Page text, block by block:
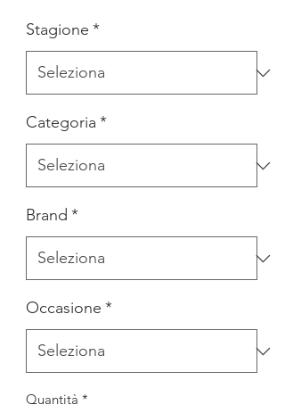
Stagione *
Categoria *
Brand *
Occasione *
Quantità *